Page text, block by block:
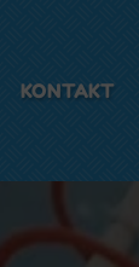
KONTAKT